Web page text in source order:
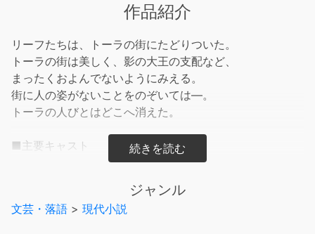
作品紹介
リーフたちは、トーラの街にたどりついた。
トーラの街は美しく、影の大王の支配など、
まったくおよんでないようにみえる。
街に人の姿がないことをのぞいては―。
トーラの人びとはどこへ消えた。
■主要キャスト
リーフ ：斉藤壮馬
バルダ ：杉村憲司ジャンル
文芸・落語 > 現代小説